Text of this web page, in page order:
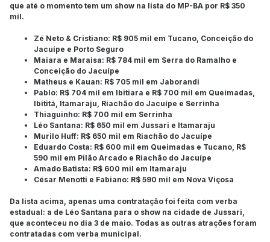
que até o momento tem um show na lista do MP-BA por R$ 350
mil.
Zé Neto & Cristiano: R$ 905 mil em Tucano, Conceição do
Jacuípe e Porto Seguro
Maiara e Maraisa: R$ 784 mil em Serra do Ramalho e
Conceição do Jacuípe
Matheus e Kauan: R$ 705 mil em Jaborandi
Pablo: R$ 704 mil em Ibitiara e R$ 700 mil em Queimadas,
Ibititá, Itamaraju, Riachão do Jacuípe e Serrinha
Thiaguinho: R$ 700 mil em Serrinha
Léo Santana: R$ 650 mil em Jussari e Itamaraju
Murilo Huff: R$ 650 mil em Riachão do Jacuípe
Eduardo Costa: R$ 600 mil em Queimadas e Tucano, R$
590 mil em Pilão Arcado e Riachão do Jacuípe
Amado Batista: R$ 600 mil em Itamaraju
César Menotti e Fabiano: R$ 590 mil em Nova Viçosa
Da lista acima, apenas uma contratação foi feita com verba
estadual: a de Léo Santana para o show na cidade de Jussari,
que aconteceu no dia 3 de maio. Todas as outras atrações foram
contratadas com verba municipal.